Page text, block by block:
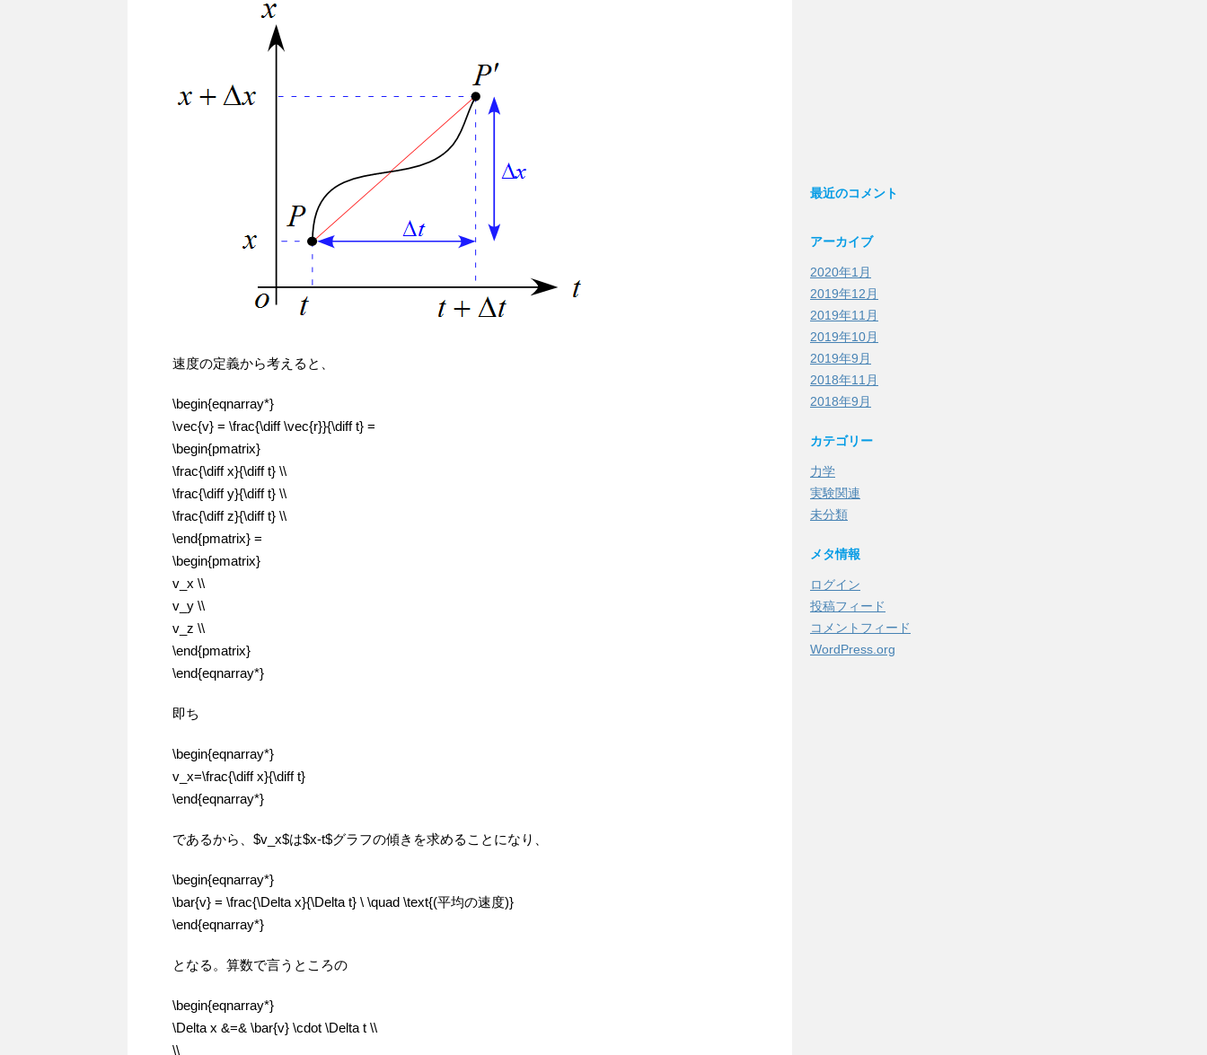
速度の定義から考えると、
\begin{eqnarray*}
\vec{v} = \frac{\diff \vec{r}}{\diff t} =
\begin{pmatrix}
\frac{\diff x}{\diff t} \\
\frac{\diff y}{\diff t} \\
\frac{\diff z}{\diff t} \\
\end{pmatrix} =
\begin{pmatrix}
v_x \\
v_y \\
v_z \\
\end{pmatrix}
\end{eqnarray*}
即ち
\begin{eqnarray*}
v_x=\frac{\diff x}{\diff t}
\end{eqnarray*}
であるから、$v_x$は$x-t$グラフの傾きを求めることになり、
\begin{eqnarray*}
\bar{v} = \frac{\Delta x}{\Delta t} \ \quad \text{(平均の速度)}
\end{eqnarray*}
となる。算数で言うところの
\begin{eqnarray*}
\Delta x &=& \bar{v} \cdot \Delta t \\
\\
最近のコメント
アーカイブ
2020年1月
2019年12月
2019年11月
2019年10月
2019年9月
2018年11月
2018年9月
カテゴリー
力学
実験関連
未分類
メタ情報
ログイン
投稿フィード
コメントフィード
WordPress.org